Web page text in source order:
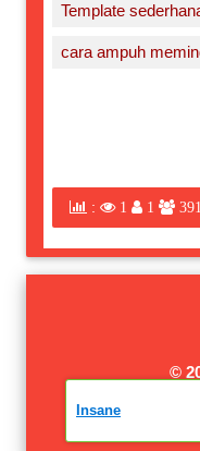
Template
cara ampuh
: 1 1
©
Insane